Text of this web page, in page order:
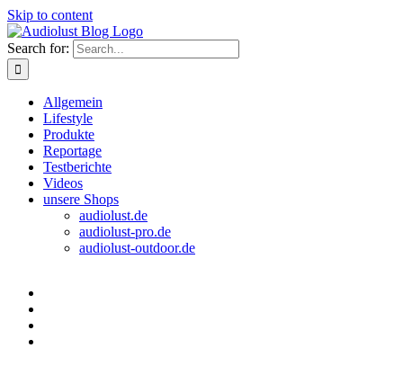
Skip to content
Search for:
Allgemein
Lifestyle
Produkte
Reportage
Testberichte
Videos
unsere Shops
audiolust.de
audiolust-pro.de
audiolust-outdoor.de